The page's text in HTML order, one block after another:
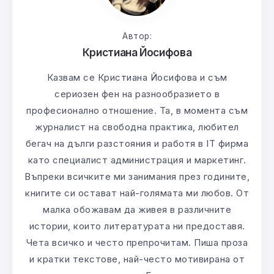
Автор:
Кристиана Йосифова
Казвам се Кристиана Йосифова и съм
сериозен фен на разнообразието в
професионално отношение. Та, в момента съм
журналист на свободна практика, любител
бегач на дълги разстояния и работя в IT фирма
като специалист администрация и маркетинг.
Въпреки всичките ми занимания през годините,
книгите си остават най-голямата ми любов. От
малка обожавам да живея в различните
истории, които литературата ни предоставя.
Чета всичко и често препрочитам. Пиша проза
и кратки текстове, най-често мотивирана от